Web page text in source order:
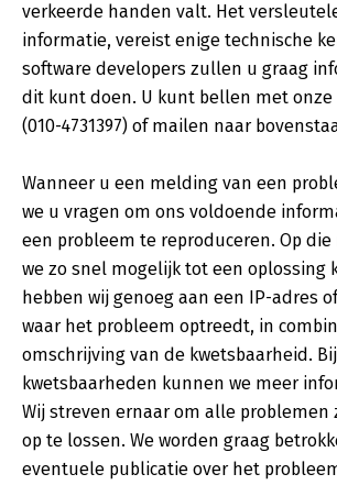
verkeerde handen valt. Het
informatie, vereist enige technische
software developers zullen u graag
dit kunt doen. U kunt bellen met
(010-4731397) of mailen naar
Wanneer u een melding van een
we u vragen om ons voldoende
een probleem te reproduceren. Op
we zo snel mogelijk tot een oplossing
hebben wij genoeg aan een IP-adres
waar het probleem optreedt, in
omschrijving van de kwetsbaarheid.
kwetsbaarheden kunnen we meer
Wij streven ernaar om alle problemen
op te lossen. We worden graag
eventuele publicatie over het